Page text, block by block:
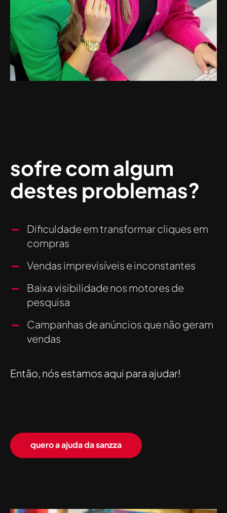
sofre com algum
destes problemas?
Dificuldade em transformar cliques em
compras
Vendas imprevisíveis e inconstantes
Baixa visibilidade nos motores de
pesquisa
Campanhas de anúncios que não geram
vendas
Então, nós estamos aqui para ajudar!
quero a ajuda da sanzza